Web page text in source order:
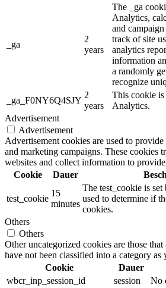
_ga
2
years
The _ga
Analytics,
and
track of site
analytics
information
a randomly
recognize
_ga_F0NY6Q4SJY
2
years
This cookie
Analytics.
Advertisement
Advertisement
Advertisement cookies are used to
and marketing campaigns. These cookies
websites and collect information to
Cookie
Dauer
test_cookie
15
minutes
The test_cookie is
used to determine if
cookies.
Others
Others
Other uncategorized cookies are those
have not been classified into a category as
Cookie
Dauer
wbcr_inp_session_id
session
No